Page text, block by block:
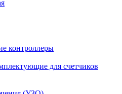
контроллеры
для счетчиков